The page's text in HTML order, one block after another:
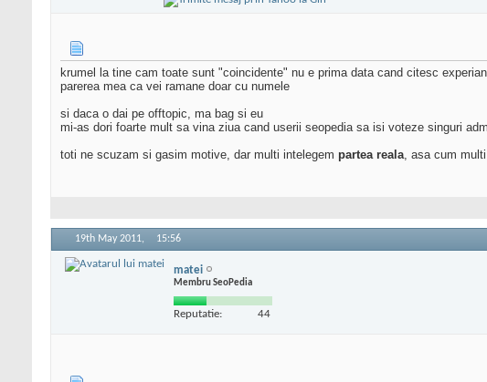
krumel la tine cam toate sunt "coincidente" nu e prima data cand citesc
parerea mea ca vei ramane doar cu numele
si daca o dai pe offtopic, ma bag si eu
mi-as dori foarte mult sa vina ziua cand userii seopedia sa isi voteze singuri
toti ne scuzam si gasim motive, dar multi intelegem partea reala, asa cum
19th May 2011, 15:56
matei
Membru SeoPedia
Reputatie: 44